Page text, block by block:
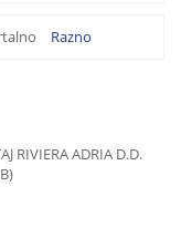
Razno
RIVIERA ADRIA D.D.